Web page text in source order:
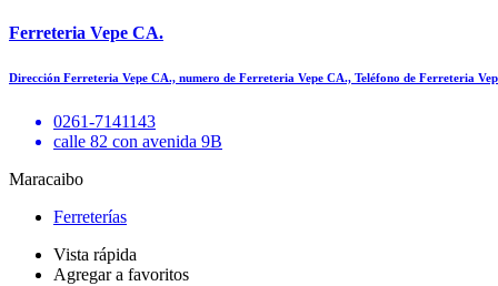
Ferreteria Vepe CA.
Dirección Ferreteria Vepe CA., numero de Ferreteria Vepe CA., Teléfono de Ferreteria
0261-7141143
calle 82 con avenida 9B
Maracaibo
Ferreterías
Vista rápida
Agregar a favoritos